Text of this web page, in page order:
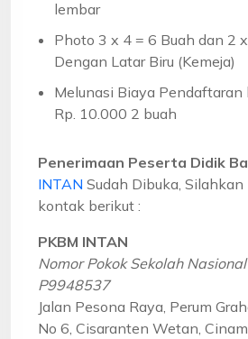
lembar
Photo 3 x 4 = 6 Buah dan 2
Dengan Latar Biru (Kemeja)
Melunasi Biaya Pendaftaran
Rp. 10.000 2 buah
Penerimaan Peserta Didik
INTAN Sudah Dibuka,
kontak berikut :
PKBM INTAN
Nomor Pokok Sekolah Nasional
P9948537
Jalan Pesona Raya, Perum
No 6, Cisaranten Wetan,